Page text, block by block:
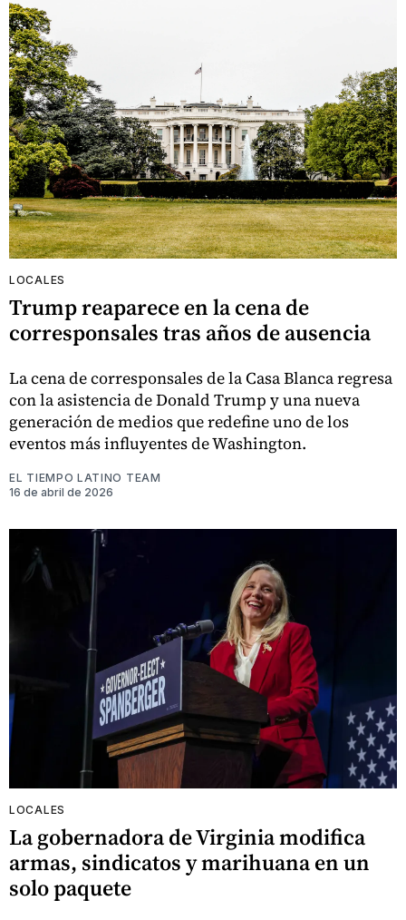
LOCALES
Trump reaparece en la cena de
corresponsales tras años de ausencia
La cena de corresponsales de la Casa Blanca regresa
con la asistencia de Donald Trump y una nueva
generación de medios que redefine uno de los
eventos más influyentes de Washington.
EL TIEMPO LATINO TEAM
16 de abril de 2026
LOCALES
La gobernadora de Virginia modifica
armas, sindicatos y marihuana en un
solo paquete